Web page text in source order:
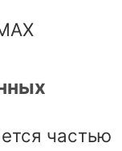
частью